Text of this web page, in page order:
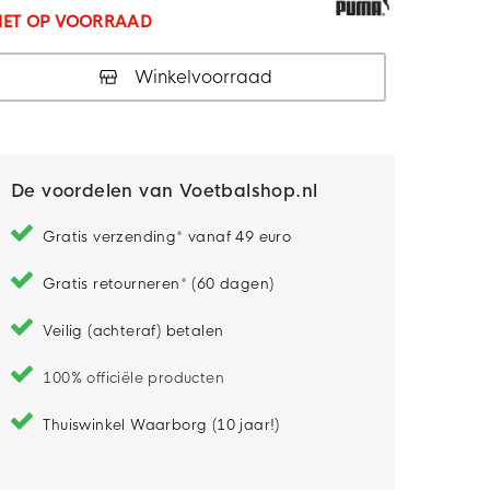
OP VOORRAAD
Winkelvoorraad
De voordelen van Voetbalshop.nl
Gratis verzending* vanaf 49 euro
Gratis retourneren* (60 dagen)
Veilig (achteraf) betalen
100% officiële producten
Thuiswinkel Waarborg (10 jaar!)